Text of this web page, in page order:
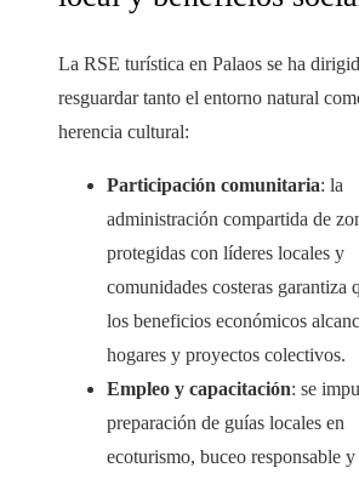
La RSE turística en Palaos se ha
resguardar tanto el entorno natural
herencia cultural:
Participación comunitaria: la
administración compartida de
protegidas con líderes locales y
comunidades costeras garantiza
los beneficios económicos
hogares y proyectos colectivos.
Empleo y capacitación: se
preparación de guías locales en
ecoturismo, buceo responsable y